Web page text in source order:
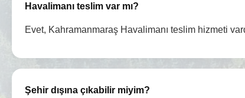
Havalimanı teslim var mı?
Evet, Kahramanmaraş Havalimanı teslim hizmeti
Şehir dışına çıkabilir miyim?